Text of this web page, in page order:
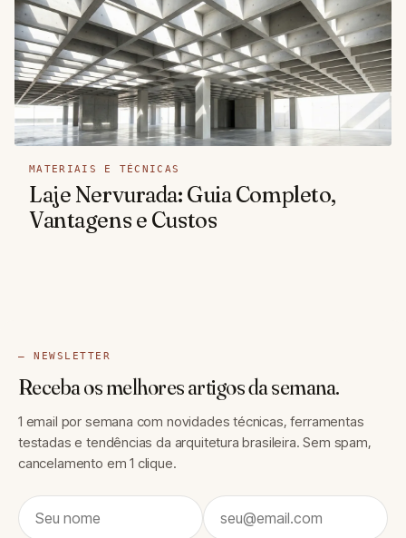
MATERIAIS E TÉCNICAS
Laje Nervurada: Guia Completo,
Vantagens e Custos
— NEWSLETTER
Receba os melhores artigos da semana.
1 email por semana com novidades técnicas, ferramentas
testadas e tendências da arquitetura brasileira. Sem spam,
cancelamento em 1 clique.